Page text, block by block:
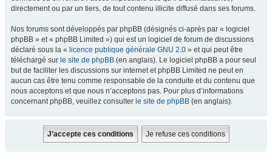
directement ou par un tiers, de tout contenu illicite diffusé dans ses forums.
Nos forums sont développés par phpBB (désignés ci-après par « logiciel
phpBB » et « phpBB Limited ») qui est un logiciel de forum de discussions
déclaré sous la « licence publique générale GNU 2.0 » et qui peut être
téléchargé sur le site de phpBB (en anglais). Le logiciel phpBB a pour seul
but de faciliter les discussions sur internet et phpBB Limited ne peut en
aucun cas être tenu comme responsable de la conduite et du contenu que
nous acceptons et que nous n’acceptons pas. Pour plus d’informations
concernant phpBB, veuillez consulter le site de phpBB (en anglais).